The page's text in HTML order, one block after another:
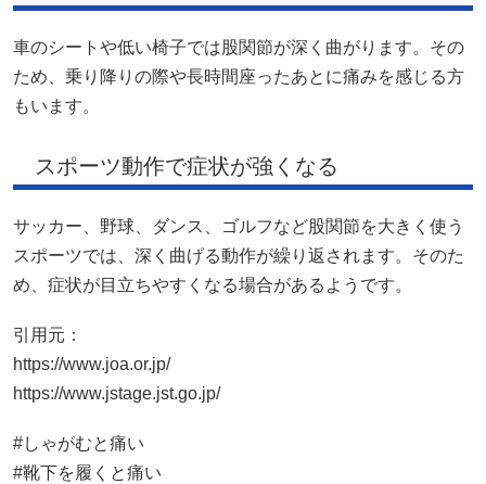
車のシートや低い椅子では股関節が深く曲がります。その
ため、乗り降りの際や長時間座ったあとに痛みを感じる方
もいます。
スポーツ動作で症状が強くなる
サッカー、野球、ダンス、ゴルフなど股関節を大きく使う
スポーツでは、深く曲げる動作が繰り返されます。そのた
め、症状が目立ちやすくなる場合があるようです。
引用元：
https://www.joa.or.jp/
https://www.jstage.jst.go.jp/
#しゃがむと痛い
#靴下を履くと痛い